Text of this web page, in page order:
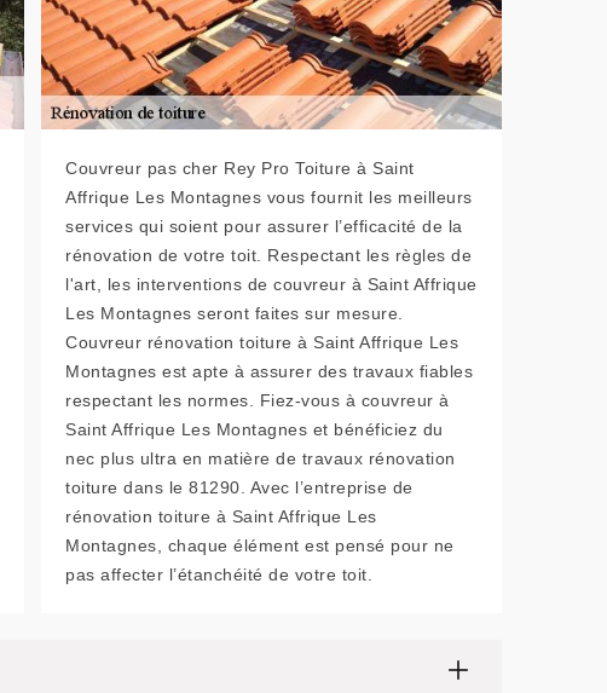
Couvreur pas cher Rey Pro Toiture à Saint
Affrique Les Montagnes vous fournit les meilleurs
services qui soient pour assurer l’efficacité de la
rénovation de votre toit. Respectant les règles de
l'art, les interventions de couvreur à Saint Affrique
Les Montagnes seront faites sur mesure.
Couvreur rénovation toiture à Saint Affrique Les
Montagnes est apte à assurer des travaux fiables
respectant les normes. Fiez-vous à couvreur à
Saint Affrique Les Montagnes et bénéficiez du
nec plus ultra en matière de travaux rénovation
toiture dans le 81290. Avec l’entreprise de
rénovation toiture à Saint Affrique Les
Montagnes, chaque élément est pensé pour ne
pas affecter l’étanchéité de votre toit.